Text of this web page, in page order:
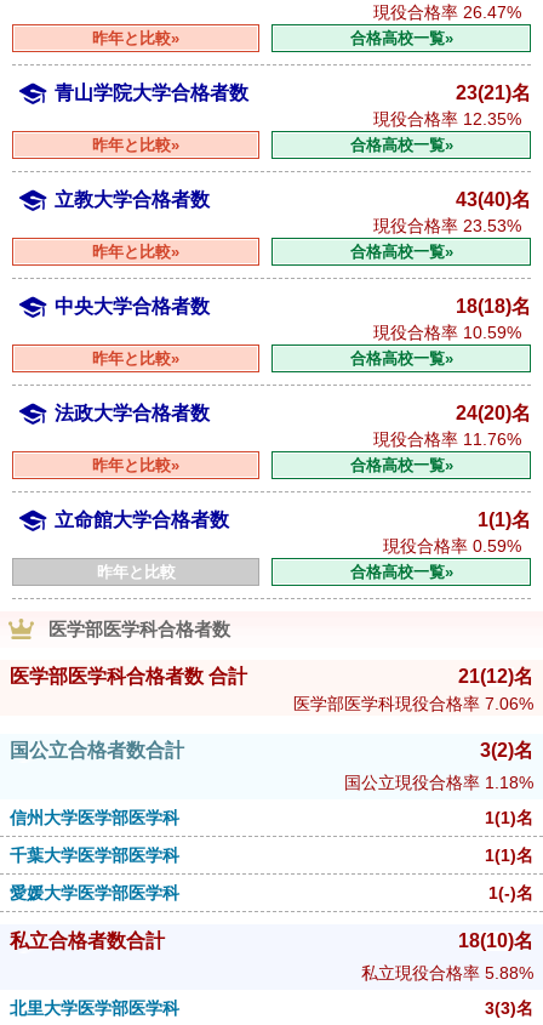
現役合格率 26.47%
昨年と比較» 合格高校一覧»
青山学院大学合格者数 23(21)名
現役合格率 12.35%
昨年と比較» 合格高校一覧»
立教大学合格者数 43(40)名
現役合格率 23.53%
昨年と比較» 合格高校一覧»
中央大学合格者数 18(18)名
現役合格率 10.59%
昨年と比較» 合格高校一覧»
法政大学合格者数 24(20)名
現役合格率 11.76%
昨年と比較» 合格高校一覧»
立命館大学合格者数 1(1)名
現役合格率 0.59%
昨年と比較 合格高校一覧»
医学部医学科合格者数
医学部医学科合格者数 合計 21(12)名
医学部医学科現役合格率 7.06%
国公立合格者数合計 3(2)名
国公立現役合格率 1.18%
信州大学医学部医学科
1(1)名
千葉大学医学部医学科
1(1)名
愛媛大学医学部医学科
1(-)名
私立合格者数合計 18(10)名
私立現役合格率 5.88%
北里大学医学部医学科
3(3)名